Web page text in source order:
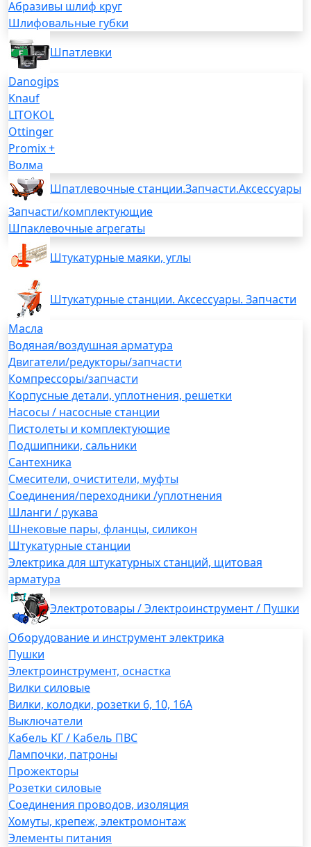
Абразивы шлиф круг
Шлифовальные губки
Шпатлевки
Danogips
Knauf
LITOKOL
Ottinger
Promix +
Волма
Шпатлевочные станции.Запчасти.Аксессуары
Запчасти/комплектующие
Шпаклевочные агрегаты
Штукатурные маяки, углы
Штукатурные станции. Аксессуары. Запчасти
Масла
Водяная/воздушная арматура
Двигатели/редукторы/запчасти
Компрессоры/запчасти
Корпусные детали, уплотнения, решетки
Насосы / насосные станции
Пистолеты и комплектующие
Подшипники, сальники
Сантехника
Смесители, очистители, муфты
Соединения/переходники /уплотнения
Шланги / рукава
Шнековые пары, фланцы, силикон
Штукатурные станции
Электрика для штукатурных станций, щитовая
арматура
Электротовары / Электроинструмент / Пушки
Оборудование и инструмент электрика
Пушки
Электроинструмент, оснастка
Вилки силовые
Вилки, колодки, розетки 6, 10, 16А
Выключатели
Кабель КГ / Кабель ПВС
Лампочки, патроны
Прожекторы
Розетки силовые
Соединения проводов, изоляция
Хомуты, крепеж, электромонтаж
Элементы питания